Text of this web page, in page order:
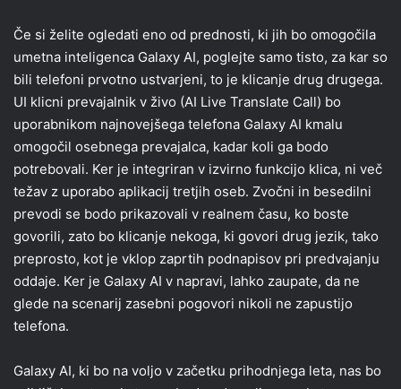
Če si želite ogledati eno od prednosti, ki jih bo omogočila
umetna inteligenca Galaxy AI, poglejte samo tisto, za kar so
bili telefoni prvotno ustvarjeni, to je klicanje drug drugega.
UI klicni prevajalnik v živo (AI Live Translate Call) bo
uporabnikom najnovejšega telefona Galaxy AI kmalu
omogočil osebnega prevajalca, kadar koli ga bodo
potrebovali. Ker je integriran v izvirno funkcijo klica, ni več
težav z uporabo aplikacij tretjih oseb. Zvočni in besedilni
prevodi se bodo prikazovali v realnem času, ko boste
govorili, zato bo klicanje nekoga, ki govori drug jezik, tako
preprosto, kot je vklop zaprtih podnapisov pri predvajanju
oddaje. Ker je Galaxy AI v napravi, lahko zaupate, da ne
glede na scenarij zasebni pogovori nikoli ne zapustijo
telefona.
Galaxy AI, ki bo na voljo v začetku prihodnjega leta, nas bo